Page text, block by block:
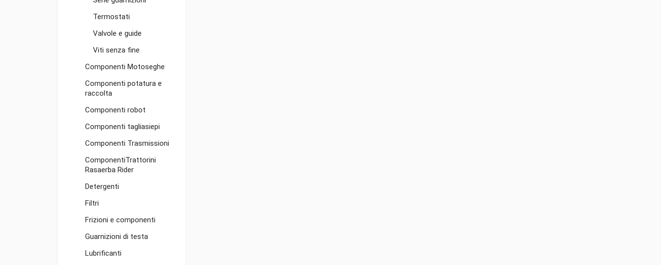
Termostati
Valvole e guide
Viti senza fine
Componenti Motoseghe
Componenti potatura e
raccolta
Componenti robot
Componenti tagliasiepi
Componenti Trasmissioni
ComponentiTrattorini
Rasaerba Rider
Detergenti
Filtri
Frizioni e componenti
Guarnizioni di testa
Lubrificanti